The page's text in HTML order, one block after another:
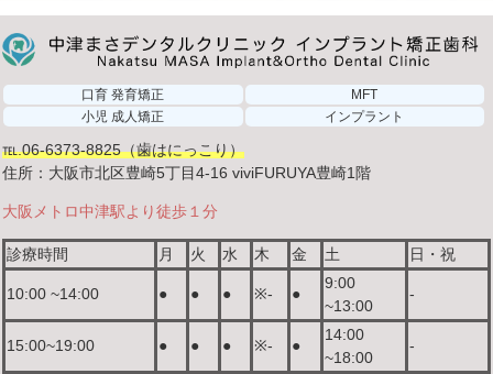
口育 発育矯正
MFT
小児 成人矯正
インプラント
℡.06-6373-8825（歯はにっこり）
住所：大阪市北区豊崎5丁目4-16 viviFURUYA豊崎1階
大阪メトロ中津駅より徒歩１分
診療時間 月 火 水 木 金 土 日・祝
10:00 ~14:00 ● ● ● ※- ●
9:00
~13:00
-
15:00~19:00 ● ● ● ※- ●
14:00
~18:00
-